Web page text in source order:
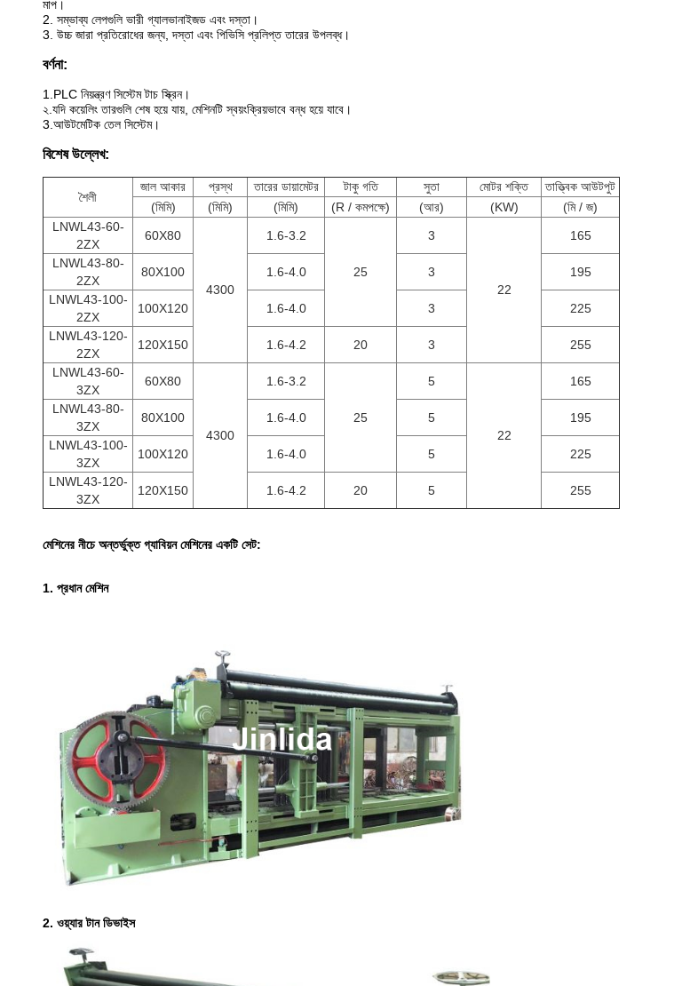
মাপ।
2. সম্ভাব্য লেপগুলি ভারী গ্যালভানাইজড এবং দস্তা।
3. উচ্চ জারা প্রতিরোধের জন্য, দস্তা এবং পিভিসি প্রলিপ্ত তারের উপলব্ধ।
বর্ণনা:
1.PLC নিয়ন্ত্রণ সিস্টেম টাচ স্ক্রিন।
২.যদি কয়েলিং তারগুলি শেষ হয়ে যায়, মেশিনটি স্বয়ংক্রিয়ভাবে বন্ধ হয়ে যাবে।
3.আউটমেটিক তেল সিস্টেম।
বিশেষ উল্লেখ:
শৈলী
জাল আকার প্রস্থ তারের ডায়ামেটর টাকু গতি সুতা মোটর শক্তি
তাত্ত্বিক আউটপুট
(মিমি)
(মিমি) (মিমি) (R / কমপক্ষে) (আর) (KW)
(মি / জ)
LNWL43-60-
2ZX
60X80
4300
1.6-3.2
25
3
22
165
LNWL43-80-
2ZX
80X100 1.6-4.0 3
195
LNWL43-100-
2ZX
100X120 1.6-4.0 3
225
LNWL43-120-
2ZX
120X150 1.6-4.2 20 3
255
LNWL43-60-
3ZX
60X80
4300
1.6-3.2
25
5
22
165
LNWL43-80-
3ZX
80X100 1.6-4.0 5
195
LNWL43-100-
3ZX
100X120 1.6-4.0 5
225
LNWL43-120-
3ZX
120X150 1.6-4.2 20 5 255
মেশিনের নীচে অন্তর্ভুক্ত গ্যাবিয়ন মেশিনের একটি সেট:
1. প্রধান মেশিন
2. ওয়্যার টান ডিভাইস